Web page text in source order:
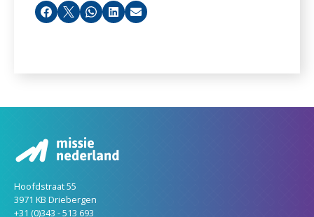
Facebook
X Whatsapp
LinkedIn
Email
Hoofdstraat 55
3971 KB Driebergen
+31 (0)343 - 513 693